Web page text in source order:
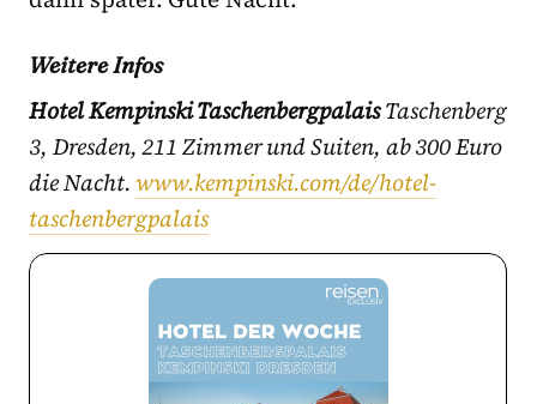
Weitere Infos
Hotel Kempinski TaschenbergpalaisTaschenberg
3, Dresden, 211 Zimmer und Suiten, ab 300 Euro
die Nacht.www.kempinski.com/de/hotel-
taschenbergpalais